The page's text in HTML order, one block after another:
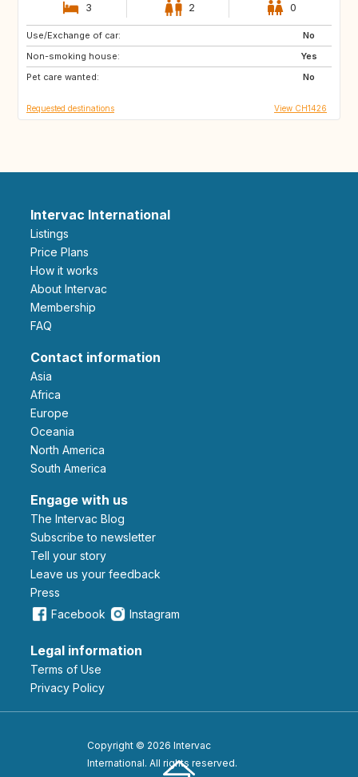
3 2 0
Use/Exchange of car:
No
Non-smoking house:
Yes
Pet care wanted:
No
FR
BE
Requested destinations View CH1426
Intervac International
Listings
Price Plans
How it works
About Intervac
Membership
FAQ
Contact information
Asia
Africa
Europe
Oceania
North America
South America
Engage with us
The Intervac Blog
Subscribe to newsletter
Tell your story
leave us your feedback
Press
Facebook
Instagram
Legal information
Terms of Use
Privacy Policy
Copyright © 2026 Intervac
International. All rights reserved.